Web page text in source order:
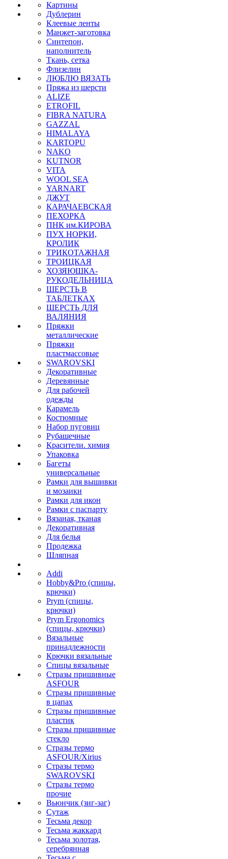
Картины
Дублерин
Клеевые ленты
Манжет-заготовка
Синтепон,
наполнитель
Ткань, сетка
Флизелин
ЛЮБЛЮ ВЯЗАТЬ
Пряжа из шерсти
ALIZE
ETROFIL
FIBRA NATURA
GAZZAL
HIMALAYA
KARTOPU
NAKO
KUTNOR
VITA
WOOL SEA
YARNART
ДЖУТ
КАРАЧАЕВСКАЯ
ПЕХОРКА
ПНК им.КИРОВА
ПУХ НОРКИ,
КРОЛИК
ТРИКОТАЖНАЯ
ТРОИЦКАЯ
ХОЗЯЮШКА-
РУКОДЕЛЬНИЦА
ШЕРСТЬ В
ТАБЛЕТКАХ
ШЕРСТЬ ДЛЯ
ВАЛЯНИЯ
Пряжки
металлические
Пряжки
пластмассовые
SWAROVSKI
Декоративные
Деревянные
Для рабочей
одежды
Карамель
Костюмные
Набор пуговиц
Рубашечные
Красители. химия
Упаковка
Багеты
универсальные
Рамки для вышивки
и мозаики
Рамки для икон
Рамки с паспарту
Вязаная, тканая
Декоративная
Для белья
Продежка
Шляпная
Addi
Hobby&Pro (спицы,
крючки)
Prym (спицы,
крючки)
Prym Ergonomics
(спицы, крючки)
Вязальные
принадлежности
Крючки вязальные
Спицы вязальные
Стразы пришивные
ASFOUR
Стразы пришивные
в цапах
Стразы пришивные
пластик
Стразы пришивные
стекло
Стразы термо
ASFOUR/Xirius
Стразы термо
SWAROVSKI
Стразы термо
прочие
Вьюнчик (зиг-заг)
Сутаж
Тесьма декор
Тесьма жаккард
Тесьма золотая,
серебрянная